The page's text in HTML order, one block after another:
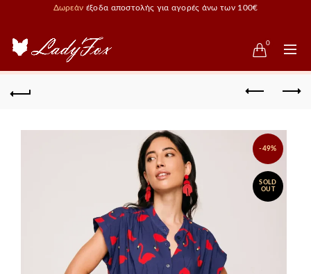
Δωρεάν έξοδα αποστολής για αγορές άνω των 100€
0
-49%
SOLD
OUT